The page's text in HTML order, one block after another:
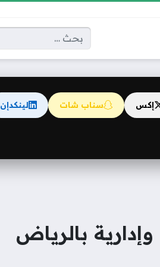
البحث عن:
إكس سناب شات لينكدإن